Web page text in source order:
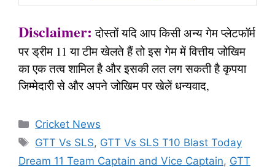
Disclaimer: दोस्तों यदि आप किसी अन्य गेम प्लेटफॉर्म
पर ड्रीम 11 या टीम खेलते हैं तो इस गेम में वित्तीय जोखिम
का एक तत्व शामिल है और इसकी लत लग सकती है कृपया
जिम्मेदारी से और अपने जोखिम पर खेलें धन्यवाद,
Categories
Cricket News
Tags
GTT Vs SLS, GTT Vs SLS T10 Blast Today
Dream 11 Team Captain and Vice Captain, GTT